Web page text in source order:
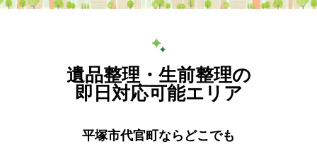
遺品整理・生前整理の
即日対応可能エリア
平塚市代官町ならどこでも